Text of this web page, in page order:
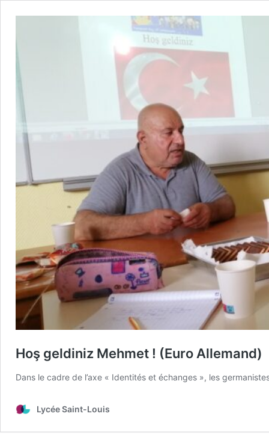
Hoş geldiniz Mehmet ! (Euro Allemand)
Dans le cadre de l’axe « Identités et échanges », les
Lycée Saint-Louis